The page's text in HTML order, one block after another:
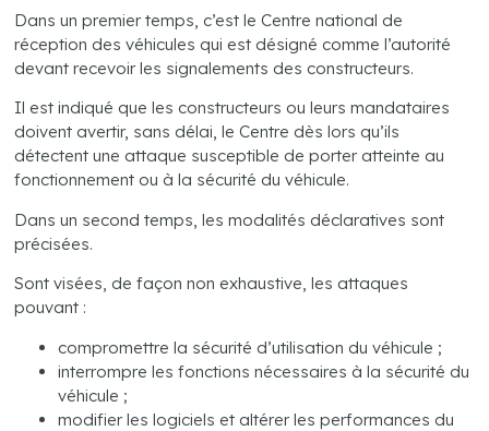
Dans un premier temps, c’est le Centre national de
réception des véhicules qui est désigné comme l’autorité
devant recevoir les signalements des constructeurs.
Il est indiqué que les constructeurs ou leurs mandataires
doivent avertir, sans délai, le Centre dès lors qu’ils
détectent une attaque susceptible de porter atteinte au
fonctionnement ou à la sécurité du véhicule.
Dans un second temps, les modalités déclaratives sont
précisées.
Sont visées, de façon non exhaustive, les attaques
pouvant :
compromettre la sécurité d’utilisation du véhicule ;
interrompre les fonctions nécessaires à la sécurité du
véhicule ;
modifier les logiciels et altérer les performances du